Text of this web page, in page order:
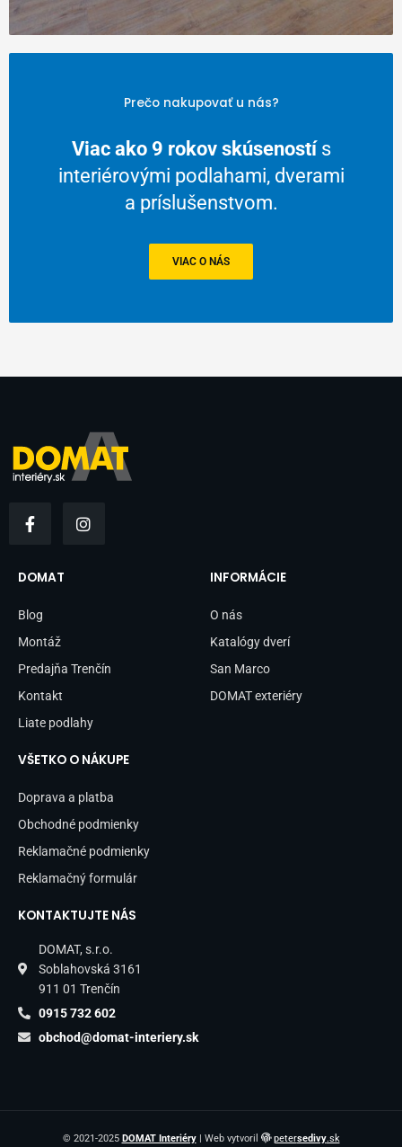
Prečo nakupovať u nás?
Viac ako 9 rokov skúsenostís
interiérovými podlahami, dverami
a príslušenstvom.
VIAC O NÁS
a
b
o
k
-
n
DOMAT
Blog
Montáž
Predajňa Trenčín
Kontakt
Liate podlahy
INFORMÁCIE
O nás
Katalógy dverí
San Marco
DOMAT exteriéry
VŠETKO O NÁKUPE
Doprava a platba
Obchodné podmienky
Reklamačné podmienky
Reklamačný formulár
KONTAKTUJTE NÁS
DOMAT, s.r.o.
Soblahovská 3161
911 01 Trenčín
0915 732 602
obchod@domat-interiery.sk
© 2021-2025 DOMAT Interiéry| Web vytvoril petersedivy.sk